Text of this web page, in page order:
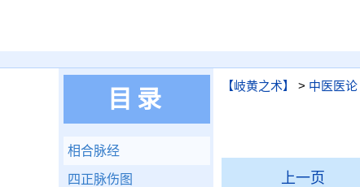
【岐黄之术】 > 中医医论
上一页
目录
相合脉经
四正脉伤图